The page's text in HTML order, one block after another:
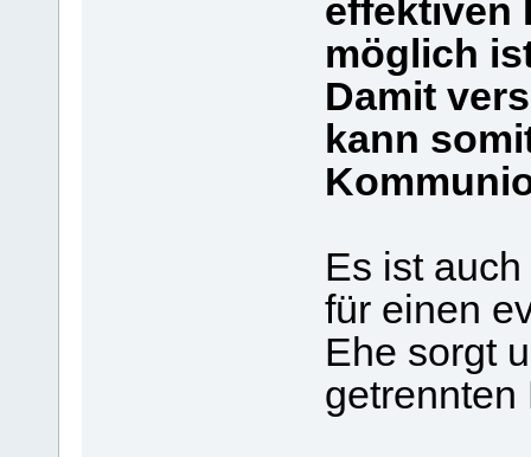
effektiven
möglich
Damit
kann
Es ist
für einen
Ehe sorgt
getrennten